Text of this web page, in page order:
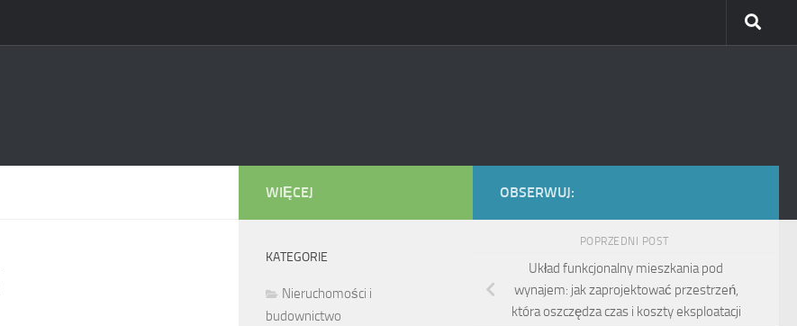
OBSERWUJ:
POPRZEDNI POST
Układ funkcjonalny mieszkania pod
wynajem: jak zaprojektować przestrzeń,
która oszczędza czas i koszty eksploatacji
WIĘCEJ
KATEGORIE
Nieruchomości i
budownictwo